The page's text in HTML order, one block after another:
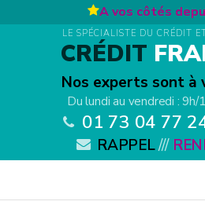
Aller au contenu principal
A vos côtés
LE SPÉCIALISTE DU CRÉDIT
CRÉDIT
Nos experts sont à
Du lundi au vendredi :
01 73 04 77
RAPPEL///